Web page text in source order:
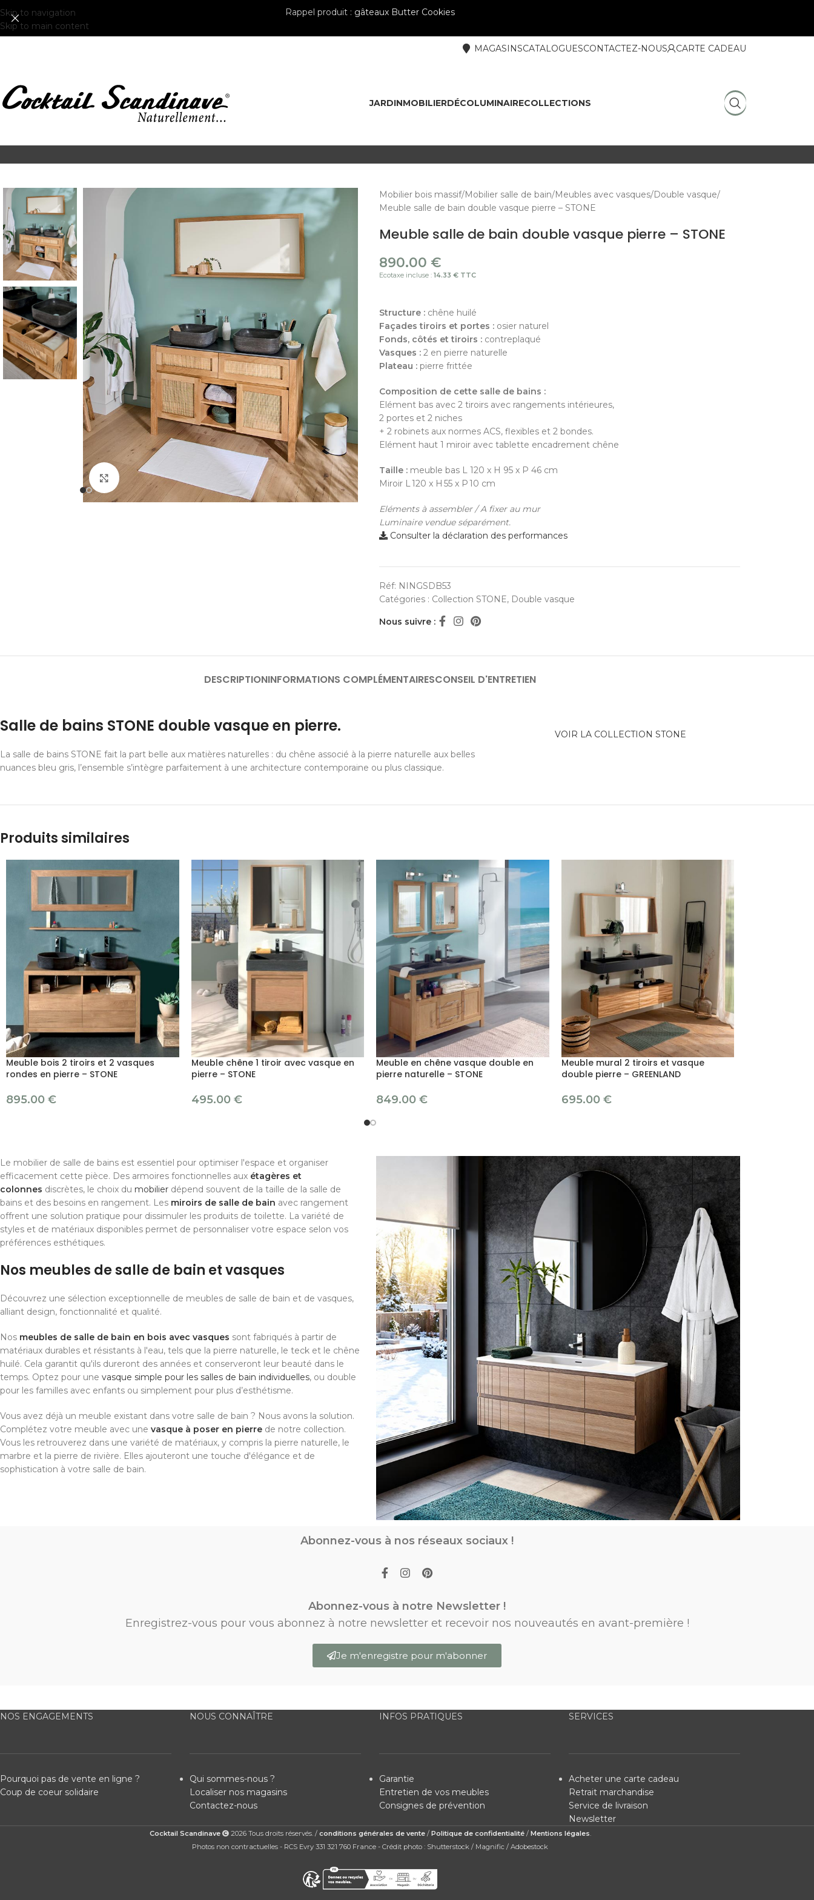
Skip to navigation
Skip to main content
Rappel produit : gâteaux Butter Cookies
MAGASINSCATALOGUESCONTACTEZ-NOUS CARTE CADEAU
JARDINMOBILIERDÉCOLUMINAIRECOLLECTIONS
Cliquer pour agrandir
Mobilier bois massif Mobilier salle de bain Meubles avec vasques Double vasque
Meuble salle de bain double vasque pierre – STONE
Meuble salle de bain double vasque pierre – STONE
890.00 €
Ecotaxe incluse :14.33 € TTC
Structure :chêne huilé
Façades tiroirs et portes :osier naturel
Fonds, côtés et tiroirs :contreplaqué
Vasques :2 en pierre naturelle
Plateau :pierre frittée
Composition de cette salle de bains :
Elément bas avec 2 tiroirs avec rangements intérieures,
2 portes et 2 niches
+ 2 robinets aux normes ACS, flexibles et 2 bondes.
Elément haut 1 miroir avec tablette encadrement chêne
Taille :meuble bas L 120 x H 95 x P 46 cm
Miroir L 120 x H 55 x P 10 cm
Eléments à assembler / A fixer au mur
Luminaire vendue séparément.
Consulter la déclaration des performances
Réf: NINGSDB53
Catégories : Collection STONE, Double vasque
Nous suivre :
DESCRIPTIONINFORMATIONS COMPLÉMENTAIRESCONSEIL D'ENTRETIEN
Salle de bains STONE double vasque en pierre.
La salle de bains STONE fait la part belle aux matières naturelles : du chêne associé à la pierre naturelle aux belles
nuances bleu gris, l’ensemble s’intègre parfaitement à une architecture contemporaine ou plus classique.
VOIR LA COLLECTION STONE
Produits similaires
Meuble bois 2 tiroirs et 2 vasques
rondes en pierre – STONE
895.00 €
Meuble chêne 1 tiroir avec vasque en
pierre – STONE
495.00 €
Meuble en chêne vasque double en
pierre naturelle – STONE
849.00 €
Meuble mural 2 tiroirs et vasque
double pierre – GREENLAND
695.00 €
Le mobilier de salle de bains est essentiel pour optimiser l'espace et organiser
efficacement cette pièce. Des armoires fonctionnelles aux étagères et
colonnes discrètes, le choix du mobilier dépend souvent de la taille de la salle de
bains et des besoins en rangement. Les miroirs de salle de bain avec rangement
offrent une solution pratique pour dissimuler les produits de toilette. La variété de
styles et de matériaux disponibles permet de personnaliser votre espace selon vos
préférences esthétiques.
Nos meubles de salle de bain et vasques
Découvrez une sélection exceptionnelle de meubles de salle de bain et de vasques,
alliant design, fonctionnalité et qualité.
Nos meubles de salle de bain en bois avec vasques sont fabriqués à partir de
matériaux durables et résistants à l'eau, tels que la pierre naturelle, le teck et le chêne
huilé. Cela garantit qu'ils dureront des années et conserveront leur beauté dans le
temps. Optez pour une vasque simple pour les salles de bain individuelles, ou double
pour les familles avec enfants ou simplement pour plus d’esthétisme.
Vous avez déjà un meuble existant dans votre salle de bain ? Nous avons la solution.
Complétez votre meuble avec une vasque à poser en pierre de notre collection.
Vous les retrouverez dans une variété de matériaux, y compris la pierre naturelle, le
marbre et la pierre de rivière. Elles ajouteront une touche d'élégance et de
sophistication à votre salle de bain.
Abonnez-vous à nos réseaux sociaux !
Abonnez-vous à notre Newsletter !
Enregistrez-vous pour vous abonnez à notre newsletter et recevoir nos nouveautés en avant-première !
Je m'enregistre pour m'abonner
NOS ENGAGEMENTS
Pourquoi pas de vente en ligne ?
Coup de coeur solidaire
NOUS CONNAÎTRE
Qui sommes-nous ?
Localiser nos magasins
Contactez-nous
INFOS PRATIQUES
Garantie
Entretien de vos meubles
Consignes de prévention
SERVICES
Acheter une carte cadeau
Retrait marchandise
Service de livraison
Newsletter
Cocktail Scandinave 2026 Tous droits réservés. / conditions générales de vente/ Politique de confidentialité/ Mentions légales.
Photos non contractuelles - RCS Evry 331 321 760 France - Crédit photo : Shutterstock / Magnific / Adobestock